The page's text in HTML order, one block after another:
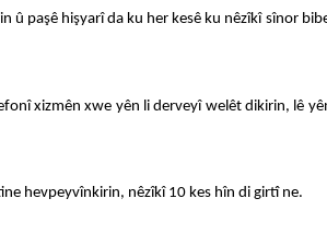
paşê hişyarî da ku her kesê ku nêzîkî sînor
xizmên xwe yên li derveyî welêt dikirin, lê
hevpeyvînkirin, nêzîkî 10 kes hîn di girtî ne.